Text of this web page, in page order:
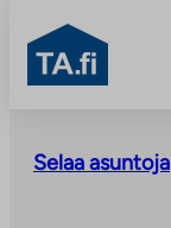
sisältöön
TA.fi
Selaa asuntoja